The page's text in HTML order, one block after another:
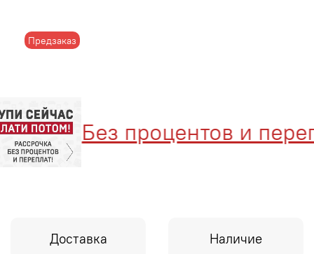
Предзаказ
Без процентов и
Доставка Наличие